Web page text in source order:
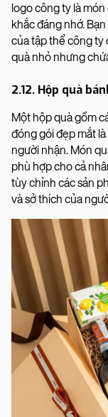
logo công ty là
khắc đáng nhớ.
của tập thể công ty
quà nhỏ nhưng
2.12. Hộp quà
Một hộp quà gồm
đóng gói đẹp mắt
người nhận. Món
phù hợp cho cả
tùy chỉnh các sản
và sở thích của